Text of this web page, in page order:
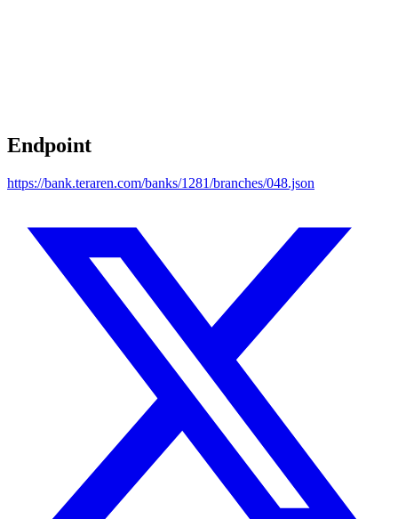
Endpoint
https://bank.teraren.com/banks/1281/branches/048.json